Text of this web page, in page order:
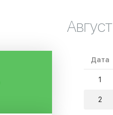
Август
Дата
1
2